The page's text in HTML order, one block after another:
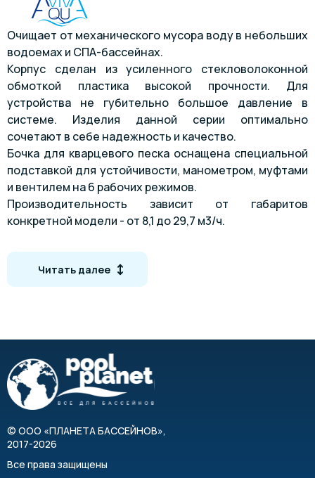
Очищает от механического мусора воду в небольших
водоемах и СПА-бассейнах.
Корпус сделан из усиленного стекловолоконной
обмоткой пластика высокой прочности. Для
устройства не губительно большое давление в
системе. Изделия данной серии оптимально
сочетают в себе надежность и качество.
Бочка для кварцевого песка оснащена специальной
подставкой для устойчивости, манометром, муфтами
и вентилем на 6 рабочих режимов.
Производительность зависит от габаритов
конкретной модели - от 8,1 до 29,7 м3/ч.
нужно покупать отдельно.
Читать далее
© ООО «ПЛАНЕТА БАССЕЙНОВ»,
2017-2026
Все права защищены